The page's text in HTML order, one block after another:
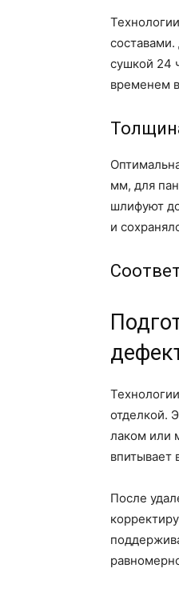
сушкой 24
временем
мм, для
шлифуют
и
отделкой.
лаком или
впитывает
После